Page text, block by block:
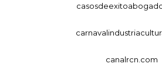
canalrcn.com